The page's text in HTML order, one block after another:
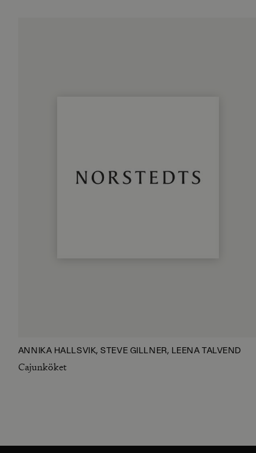
ANNIKA HALLSVIK, STEVE GILLNER, LEENA TALVEND
Cajunköket